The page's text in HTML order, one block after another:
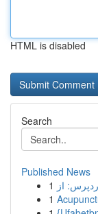
HTML is disabled
Search
Published News
1
1